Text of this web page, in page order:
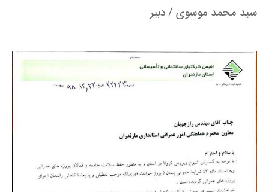
سید محمد موسوی / دبیر